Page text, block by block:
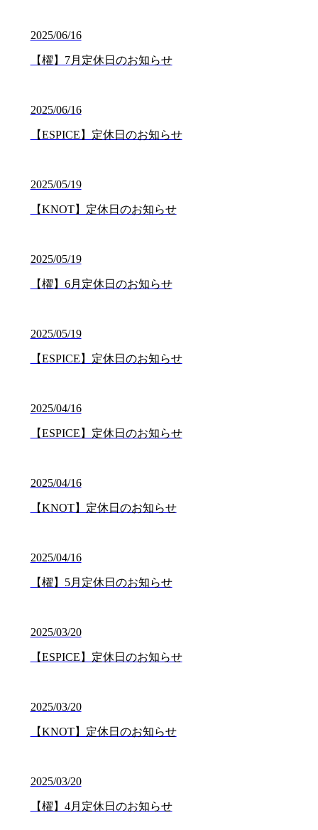
2025/06/16
【櫂】7月定休日のお知らせ
2025/06/16
【ESPICE】定休日のお知らせ
2025/05/19
【KNOT】定休日のお知らせ
2025/05/19
【櫂】6月定休日のお知らせ
2025/05/19
【ESPICE】定休日のお知らせ
2025/04/16
【ESPICE】定休日のお知らせ
2025/04/16
【KNOT】定休日のお知らせ
2025/04/16
【櫂】5月定休日のお知らせ
2025/03/20
【ESPICE】定休日のお知らせ
2025/03/20
【KNOT】定休日のお知らせ
2025/03/20
【櫂】4月定休日のお知らせ